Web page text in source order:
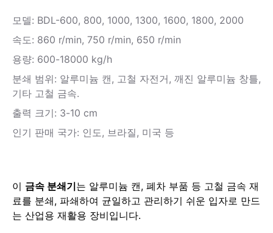
모델: BDL-600, 800, 1000, 1300, 1600, 1800, 2000
속도: 860 r/min, 750 r/min, 650 r/min
용량: 600-18000 kg/h
분쇄 범위: 알루미늄 캔, 고철 자전거, 깨진 알루미늄 창틀,
기타 고철 금속.
출력 크기: 3-10 cm
인기 판매 국가: 인도, 브라질, 미국 등
이 금속 분쇄기는 알루미늄 캔, 폐차 부품 등 고철 금속 재
료를 분쇄, 파쇄하여 균일하고 관리하기 쉬운 입자로 만드
는 산업용 재활용 장비입니다.